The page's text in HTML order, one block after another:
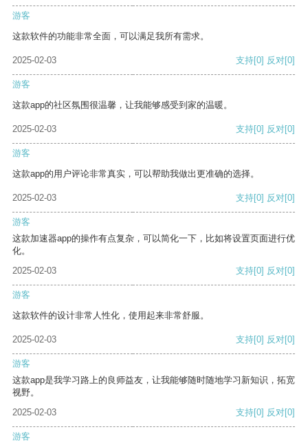
游客
这款软件的功能非常全面，可以满足我所有需求。
2025-02-03 支持[0] 反对[0]
游客
这款app的社区氛围很温馨，让我能够感受到家的温暖。
2025-02-03 支持[0] 反对[0]
游客
这款app的用户评论非常真实，可以帮助我做出更准确的选择。
2025-02-03 支持[0] 反对[0]
游客
这款加速器app的操作有点复杂，可以简化一下，比如将设置页面进行优
化。
2025-02-03
支持[0] 反对[0]
游客
这款软件的设计非常人性化，使用起来非常舒服。
2025-02-03 支持[0] 反对[0]
游客
这款app是我学习路上的良师益友，让我能够随时随地学习新知识，拓宽
视野。
2025-02-03
支持[0] 反对[0]
游客